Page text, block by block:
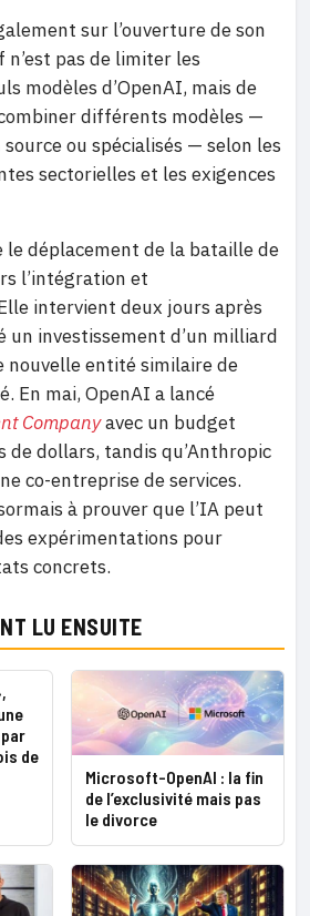
sur l’ouverture de son
n’est pas de limiter les
modèles d’OpenAI, mais de
différents modèles —
ou spécialisés — selon les
sectorielles et les exigences
le déplacement de la bataille de
l’intégration et
intervient deux jours après
un investissement d’un milliard
nouvelle entité similaire de
En mai, OpenAI a lancé
Companyavec un budget
dollars, tandis qu’Anthropic
co-entreprise de services.
à prouver que l’IA peut
expérimentations pour
concrets.
LU ENSUITE
de
Microsoft-OpenAI : la fin
de l’exclusivité mais pas
le divorce